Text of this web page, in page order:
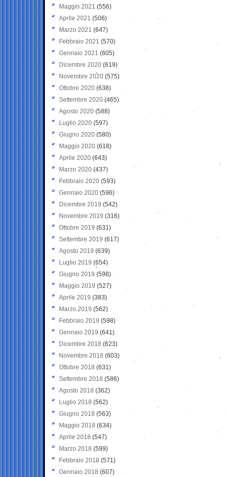
Maggio 2021 (556)
Aprile 2021 (506)
Marzo 2021 (647)
Febbraio 2021 (570)
Gennaio 2021 (605)
Dicembre 2020 (619)
Novembre 2020 (575)
Ottobre 2020 (638)
Settembre 2020(465)
Agosto 2020 (588)
Luglio 2020 (597)
Giugno 2020 (580)
Maggio 2020 (618)
Aprile 2020 (643)
Marzo 2020 (437)
Febbraio 2020 (593)
Gennaio 2020 (596)
Dicembre 2019 (542)
Novembre 2019 (316)
Ottobre 2019 (631)
Settembre 2019 (617)
Agosto 2019 (639)
Luglio 2019 (654)
Giugno 2019 (598)
Maggio 2019 (527)
Aprile 2019 (383)
Marzo 2019 (562)
Febbraio 2019 (598)
Gennaio 2019 (641)
Dicembre 2018 (623)
Novembre 2018 (603)
Ottobre 2018 (631)
Settembre 2018 (586)
Agosto 2018 (362)
Luglio 2018 (562)
Giugno 2018 (563)
Maggio 2018 (634)
Aprile 2018 (547)
Marzo 2018 (599)
Febbraio 2018 (571)
Gennaio 2018 (607)